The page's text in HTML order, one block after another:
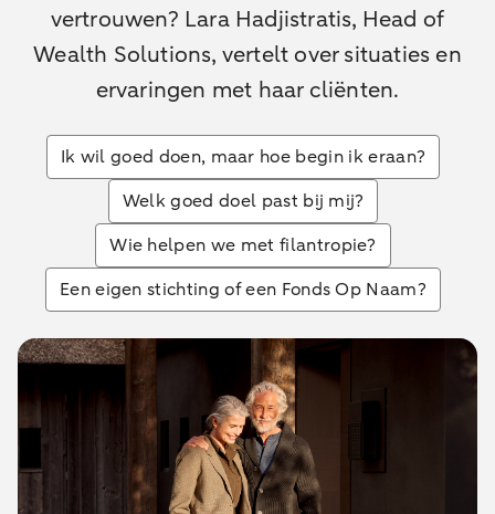
vertrouwen? Lara Hadjistratis, Head of
Wealth Solutions, vertelt over situaties en
ervaringen met haar cliënten.
Ik wil goed doen, maar hoe begin ik eraan?
Welk goed doel past bij mij?
Wie helpen we met filantropie?
Een eigen stichting of een Fonds Op Naam?